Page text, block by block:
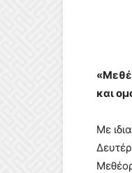
και
Με